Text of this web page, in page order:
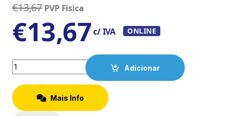
€13,67 PVP Física
€13,67c/ IVA ONLINE
Quantity
Adicionar
Mais Info